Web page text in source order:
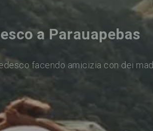
a Parauapebas
facendo amicizia con dei